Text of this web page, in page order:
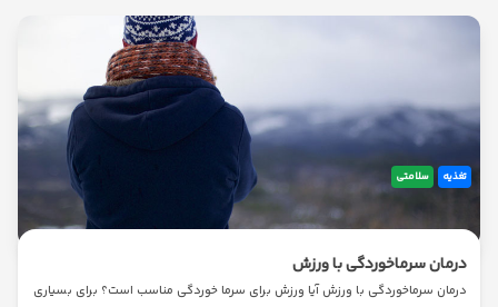
تغذیه سلامتی
درمان سرماخوردگی با ورزش
درمان سرماخوردگی با ورزش آیا ورزش برای سرما خوردگی مناسب است؟ برای بسیاری